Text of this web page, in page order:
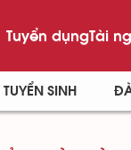
Tuyển dụngTài
TUYỂN SINH